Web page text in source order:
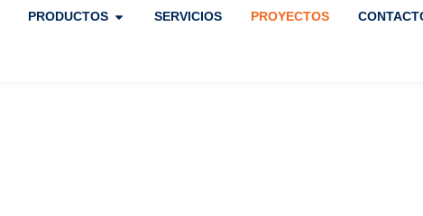
PRODUCTOS SERVICIOS PROYECTOS